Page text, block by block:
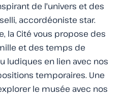
de l'univers et des
accordéoniste star.
la Cité vous propose des
et des temps de
ludiques en lien avec nos
temporaires. Une
le musée avec nos